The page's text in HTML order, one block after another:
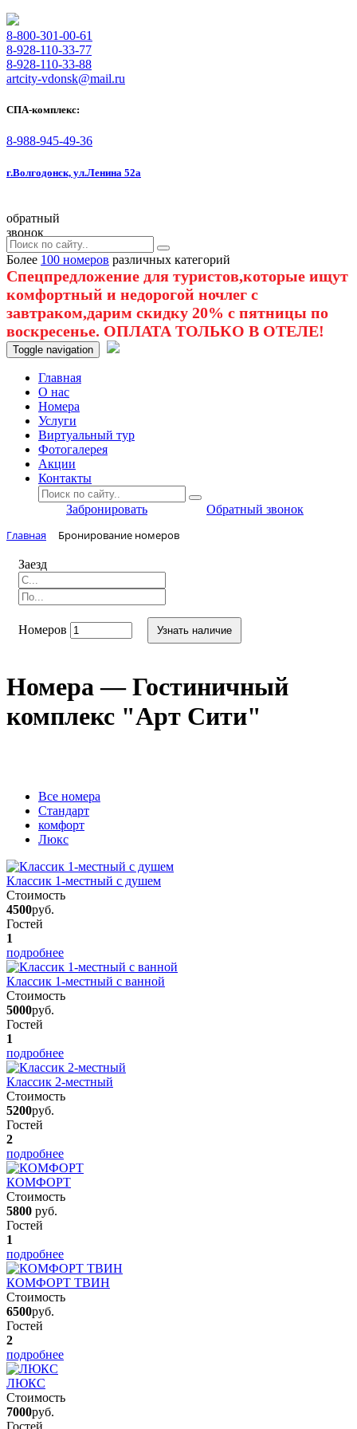
8-800-301-00-61
8-928-110-33-77
8-928-110-33-88
artcity-vdonsk@mail.ru
СПА-комплекс:
8-988-945-49-36
г.Волгодонск, ул.Ленина 52а
обратный
звонок
Более 100 номеров различных категорий
Спецпредложение для туристов,которые ищут
комфортный и недорогой ночлег с
завтраком,дарим скидку 20% с пятницы по
воскресенье. ОПЛАТА ТОЛЬКО В ОТЕЛЕ!
Toggle navigation
Главная
O нас
Номера
Услуги
Виртуальный тур
Фотогалерея
Акции
Контакты
Забронировать Обратный звонок
Главная Бронирование номеров
Заезд
Номеров Узнать наличие
Номера — Гостиничный
комплекс "Арт Сити"
Вcе номера
Стандарт
комфорт
Люкс
Классик 1-местный с душем
Стоимость
4500руб.
Гостей
1
подробнее
Классик 1-местный с ванной
Стоимость
5000руб.
Гостей
1
подробнее
Классик 2-местный
Стоимость
5200руб.
Гостей
2
подробнее
КОМФОРТ
Стоимость
5800 руб.
Гостей
1
подробнее
КОМФОРТ ТВИН
Стоимость
6500руб.
Гостей
2
подробнее
ЛЮКС
Стоимость
7000руб.